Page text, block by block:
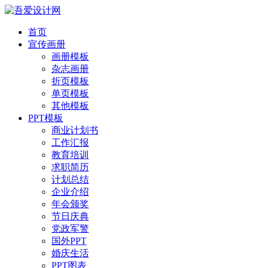
首页
宣传画册
画册模板
杂志画册
折页模板
单页模板
其他模板
PPT模板
商业计划书
工作汇报
教育培训
求职简历
计划总结
企业介绍
年会颁奖
节日庆典
党政军警
国外PPT
婚庆生活
PPT图表